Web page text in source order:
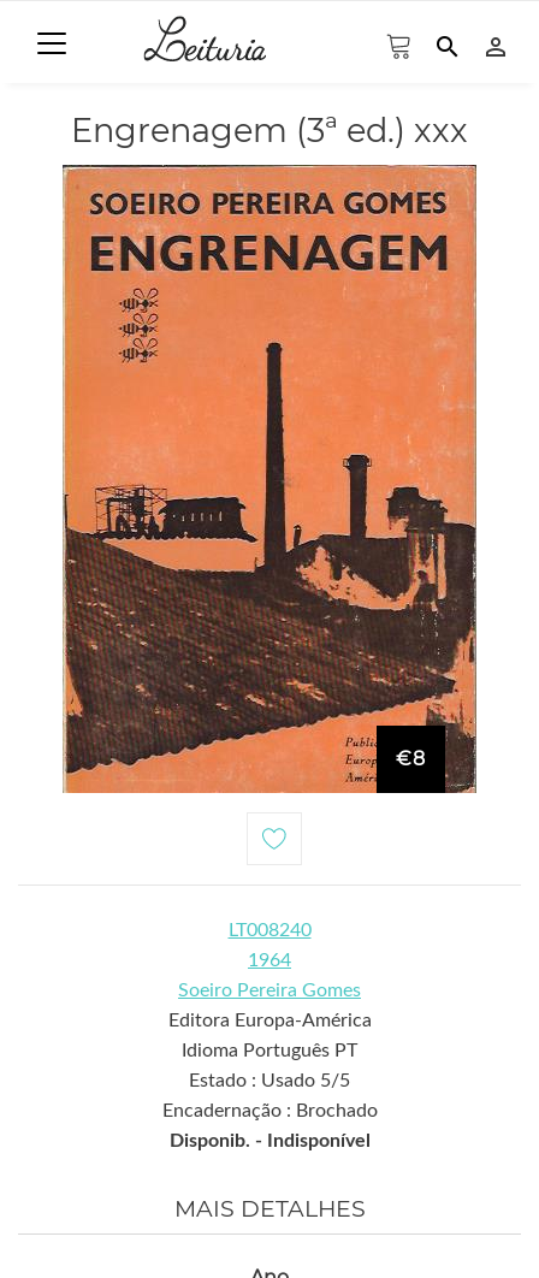
search person_outline
Engrenagem (3ª ed.) xxx
€8
LT008240
1964
Soeiro Pereira Gomes
Editora Europa-América
Idioma Português PT
Estado : Usado 5/5
Encadernação : Brochado
Disponib. -
Indisponível
MAIS DETALHES